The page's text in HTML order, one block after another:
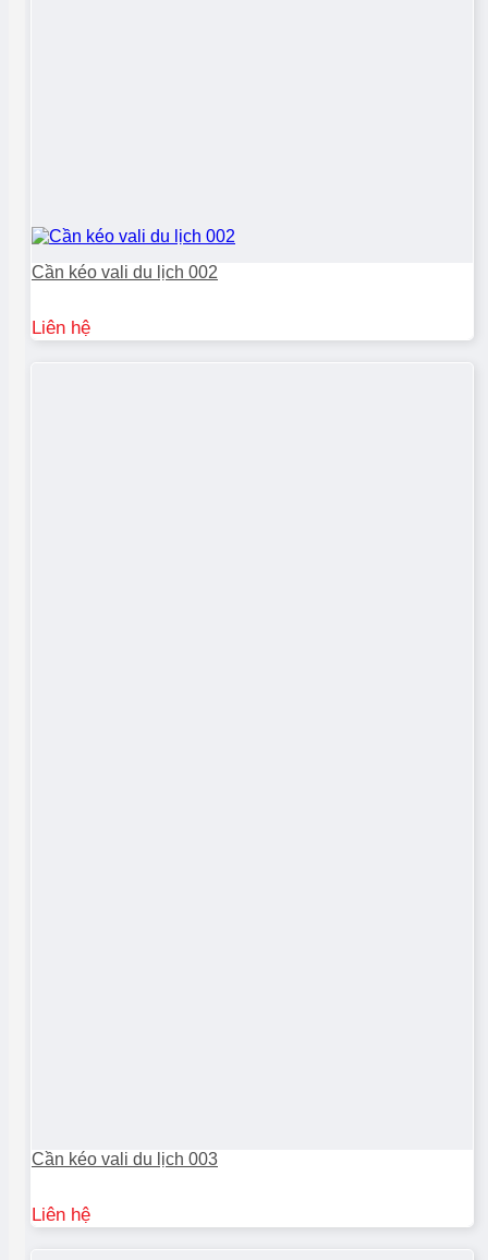
Cần kéo vali du lịch 002
Liên hệ
Cần kéo vali du lịch 003
Liên hệ